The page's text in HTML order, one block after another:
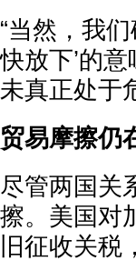
“当然，我
快放下’的
未真正处于
贸易摩擦仍
尽管两国关
擦。美国对
旧征收关